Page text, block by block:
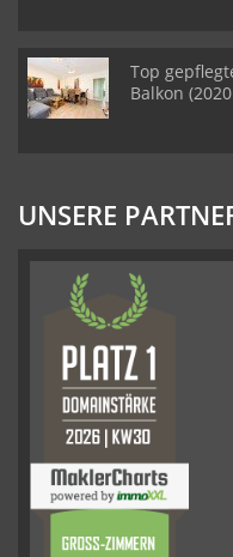
Top
Balkon
UNSERE